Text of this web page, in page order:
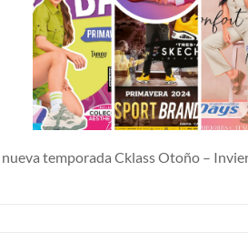
temporada Cklass Otoño –